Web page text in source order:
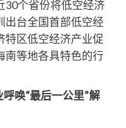
30个省份将低空经济
出台全国首部低空经
特区低空经济产业促
南等地各具特色的行
唤“最后一公里”解